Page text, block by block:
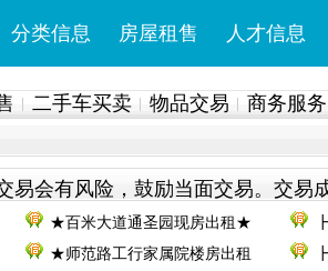
分类信息 房屋租售 人才信息
二手车买卖 物品交易 商务服务
易会有风险，鼓励当面交易。交易
★百米大道通圣园现房出租★
★师范路工行家属院楼房出租